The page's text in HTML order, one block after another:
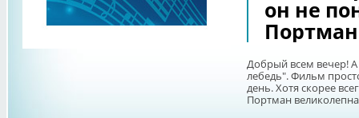
он не
Добрый всем вечер!
лебедь". Фильм
день. Хотя скорее
Портман